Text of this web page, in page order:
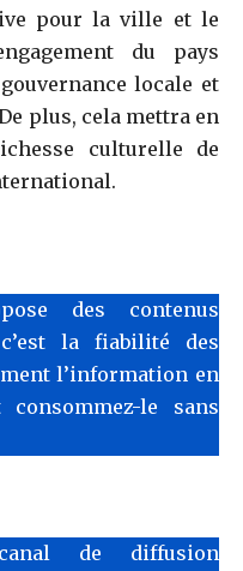
pour la ville et le
du pays
locale et
plus, cela mettra en
culturelle de
des contenus
la fiabilité des
l’information en
le sans
de diffusion